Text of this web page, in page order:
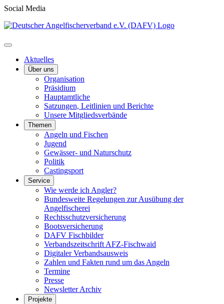
Social Media
Aktuelles
Über uns
Organisation
Präsidium
Hauptamtliche
Satzungen, Leitlinien und Berichte
Unsere Mitgliedsverbände
Themen
Angeln und Fischen
Jugend
Gewässer- und Naturschutz
Politik
Castingsport
Service
Wie werde ich Angler?
Bundesweite Regelungen zur Ausübung der
Angelfischerei
Rechtsschutzversicherung
Bootsversicherung
DAFV Fischbilder
Verbandszeitschrift AFZ-Fischwaid
Digitaler Verbandsausweis
Zahlen und Fakten rund um das Angeln
Termine
Presse
Newsletter Archiv
Projekte